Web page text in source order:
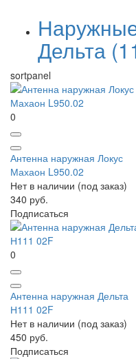
Дельта
sortpanel
0
Антенна наружная Локус
Махаон L950.02
Нет в наличии (под заказ)
340 руб.
Подписаться
0
Антенна наружная Дельта
Н111 02F
Нет в наличии (под заказ)
450 руб.
Подписаться